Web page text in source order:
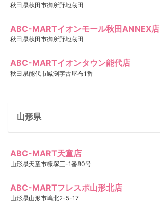
秋田県秋田市御所野地蔵田
ABC-MARTイオンモール秋田ANNEX店
秋田県秋田市御所野地蔵田
ABC-MARTイオンタウン能代店
秋田県能代市鰄渕字古屋布1番
山形県
ABC-MART天童店
山形県天童市糠塚三-1番80号
ABC-MARTフレスポ山形北店
山形県山形市嶋北2-5-17